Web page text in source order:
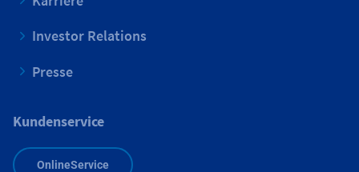
Investor Relations
Presse
Kundenservice
OnlineService